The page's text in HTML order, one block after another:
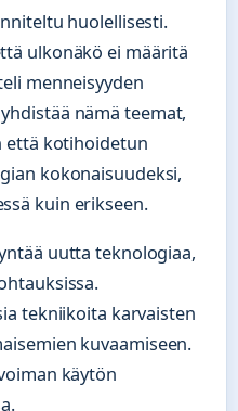
huolellisesti.
ulkonäkö ei määritä
menneisyyden
nämä teemat,
että kotihoidetun
kokonaisuudeksi,
kuin erikseen.
uutta teknologiaa,
tekniikoita karvaisten
kuvaamiseen.
käytön